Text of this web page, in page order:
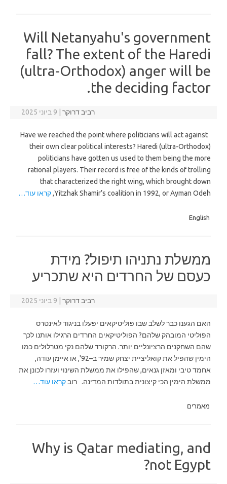
Will Netanyahu's government
fall? The extent of the Haredi
(ultra-Orthodox) anger will be
the deciding factor.
רביב דרוקר 9 ביוני 2025
Have we reached the point where politicians will act against
their own clear political interests? Haredi (ultra-Orthodox)
politicians have gotten us used to them being the more
rational players. Their record is free of the kinds of trolling
that characterized the right wing, which brought down
Yitzhak Shamir’s coalition in 1992, or Ayman Odeh, קראו עוד…
English
ממשלת נתניהו תיפול? מידת
כעסם של החרדים היא שתכריע
רביב דרוקר 9 ביוני 2025
האם הגענו כבר לשלב שבו פוליטיקאים יפעלו בניגוד לאינטרס
הפוליטי המובהק שלהם? הפוליטיקאים החרדים הרגילו אותנו לכך
שהם השחקנים הרציונליים יותר. הרקורד שלהם נקי מטרלולים כמו
הימין שהפיל את קואליציית יצחק שמיר ב–92', או איימן עודה,
אחמד טיבי ומאזן גנאים, שהפילו את ממשלת השינוי ועזרו לכונן את
ממשלת הימין הכי קיצונית בתולדות המדינה. רובקראו עוד…
מאמרים
Why is Qatar mediating, and
not Egypt?